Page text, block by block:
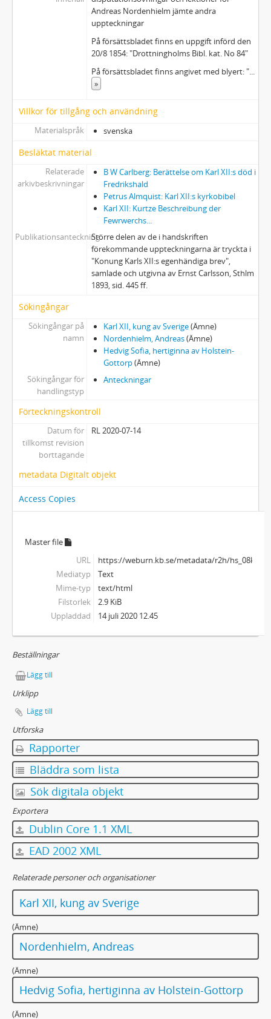
Andreas Nordenhielm jämte andra
uppteckningar
På försättsbladet finns en uppgift införd den
20/8 1854: "Drottningholms Bibl. kat. No 84"
På försättsbladet finns angivet med blyert: "...
»
Villkor för tillgång och användning
Materialspråk svenska
Besläktat material
Relaterade
arkivbeskrivningar
B W Carlberg: Berättelse om Karl XII:s död i
Fredrikshald
Petrus Almquist: Karl XII:s kyrkobibel
Karl XII: Kurtze Beschreibung der
Fewrwerchs...
PublikationsanteckningStörre delen av de i handskriften
förekommande uppteckningarna är tryckta i
"Konung Karls XII:s egenhändiga brev",
samlade och utgivna av Ernst Carlsson, Sthlm
1893, sid. 445 ff.
Sökingångar
Sökingångar på
namn
Karl XII, kung av Sverige(Ämne)
Nordenhielm, Andreas(Ämne)
Hedvig Sofia, hertiginna av Holstein-
Gottorp(Ämne)
Sökingångar för
handlingstyp
Anteckningar
Förteckningskontroll
Datum för
tillkomst revision
borttagande
RL 2020-07-14
metadata Digitalt objekt
Access Copies
Master file
URL
https://weburn.kb.se/metadata/r2h/
Mediatyp
Text
Mime-typ
text/html
Filstorlek
2.9 KiB
Uppladdad
14 juli 2020 12.45
Beställningar
Lägg till
Urklipp
Lägg till
Utforska
Rapporter
Bläddra som lista
Sök digitala objekt
Exportera
Dublin Core 1.1 XML
EAD 2002 XML
Relaterade personer och organisationer
Karl XII, kung av Sverige
(Ämne)
Nordenhielm, Andreas
(Ämne)
Hedvig Sofia, hertiginna av Holstein-Gottorp
(Ämne)